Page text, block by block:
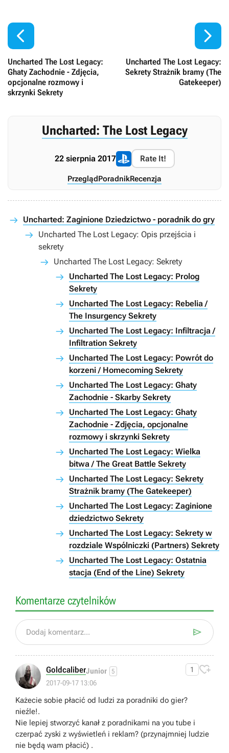

Uncharted The Lost Legacy:
Ghaty Zachodnie - Zdjęcia,
opcjonalne rozmowy i
skrzynki Sekrety
Uncharted The Lost Legacy:
Sekrety Strażnik bramy (The
Gatekeeper)

Uncharted: The Lost Legacy
22 sierpnia 2017 Rate It!
PrzeglądPoradnikRecenzja
Uncharted: Zaginione Dziedzictwo - poradnik do gry
Uncharted The Lost Legacy: Opis przejścia i
sekrety
Uncharted The Lost Legacy: Sekrety
Uncharted The Lost Legacy: Prolog
Sekrety
Uncharted The Lost Legacy: Rebelia /
The Insurgency Sekrety
Uncharted The Lost Legacy: Infiltracja /
Infiltration Sekrety
Uncharted The Lost Legacy: Powrót do
korzeni / Homecoming Sekrety
Uncharted The Lost Legacy: Ghaty
Zachodnie - Skarby Sekrety
Uncharted The Lost Legacy: Ghaty
Zachodnie - Zdjęcia, opcjonalne
rozmowy i skrzynki Sekrety
Uncharted The Lost Legacy: Wielka
bitwa / The Great Battle Sekrety
Uncharted The Lost Legacy: Sekrety
Strażnik bramy (The Gatekeeper)
Uncharted The Lost Legacy: Zaginione
dziedzictwo Sekrety
Uncharted The Lost Legacy: Sekrety w
rozdziale Wspólniczki (Partners) Sekrety
Uncharted The Lost Legacy: Ostatnia
stacja (End of the Line) Sekrety
Komentarze czytelników
Dodaj komentarz... 
GoldcaliberJunior 5
2017-09-17 13:06
1 
Każecie sobie płacić od ludzi za poradniki do gier?
nieźle!.
Nie lepiej stworzyć kanał z poradnikami na you tube i
czerpać zyski z wyświetleń i reklam? (przynajmniej ludzie
nie będą wam płacić) .